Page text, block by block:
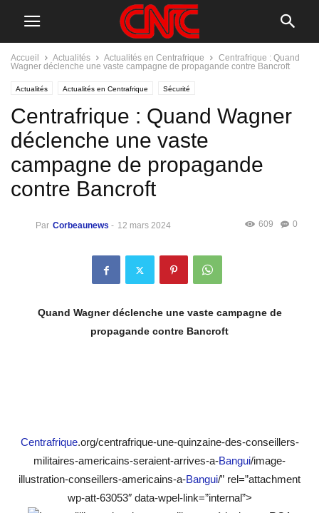
Accueil Actualités Actualités en Centrafrique
Centrafrique : Quand
Wagner déclenche une vaste campagne de propagande contre Bancroft
Actualités Actualités en Centrafrique Sécurité
Centrafrique : Quand Wagner
déclenche une vaste
campagne de propagande
contre Bancroft
Par Corbeaunews - 12 mars 2024 0
609
Quand Wagner déclenche une vaste campagne de
propagande contre Bancroft
Centrafrique.org/centrafrique-une-quinzaine-des-conseillers-
militaires-americains-seraient-arrives-a-Bangui/image-
illustration-conseillers-americains-a-Bangui/” rel=”attachment
wp-att-63053″ data-wpel-link=”internal”>